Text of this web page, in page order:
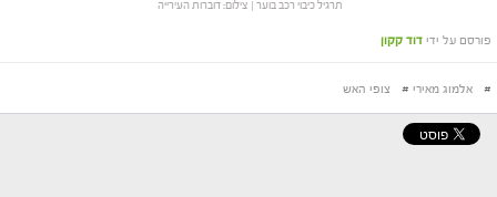
תרגיל כיבוי רכב בוער | צילום: דוברות העירייה
פורסם על ידי דוד קקון
# אלמוג מאירי # צופי האש